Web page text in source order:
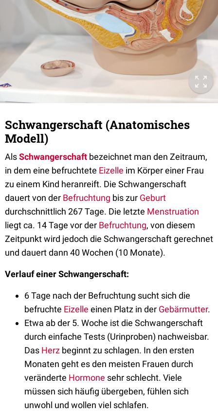
Schwangerschaft (Anatomisches
Modell)
AlsSchwangerschaft bezeichnet man den Zeitraum,
in dem eine befruchtete Eizelle im Körper einer Frau
zu einem Kind heranreift. Die Schwangerschaft
dauert von der Befruchtung bis zur Geburt
durchschnittlich 267 Tage. Die letzte Menstruation
liegt ca. 14 Tage vor der Befruchtung, von diesem
Zeitpunkt wird jedoch die Schwangerschaft gerechnet
und dauert dann 40 Wochen (10 Monate).
Verlauf einer Schwangerschaft:
6 Tage nach der Befruchtung sucht sich die
befruchte Eizelle einen Platz in der Gebärmutter.
Etwa ab der 5. Woche ist die Schwangerschaft
durch einfache Tests (Urinproben) nachweisbar.
Das Herz beginnt zu schlagen. In den ersten
Monaten geht es den meisten Frauen durch
veränderte Hormone sehr schlecht. Viele
müssen sich häufig übergeben, fühlen sich
unwohl und wollen viel schlafen.